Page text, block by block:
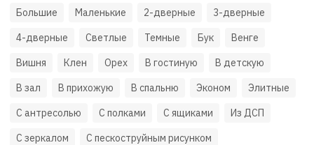
Большие
Маленькие 2-дверные
3-дверные
4-дверные
Светлые Темные Бук
Венге
Вишня
Клен Орех В гостиную
В детскую
В зал
В прихожую В спальню Эконом
Элитные
С антресолью
С полками С ящиками
Из ДСП
С зеркалом
С пескоструйным рисунком